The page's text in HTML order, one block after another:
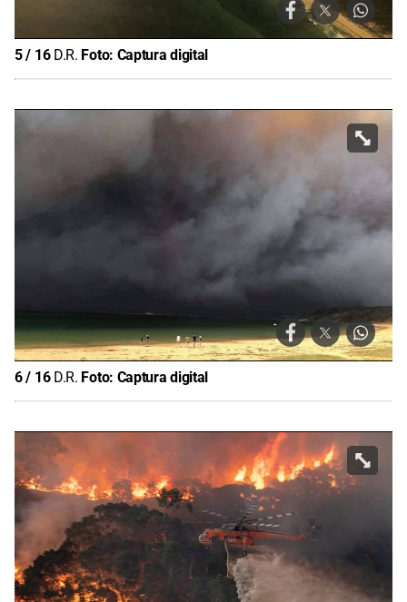
5/ 16 D.R. Foto: Captura digital
6/ 16 D.R. Foto: Captura digital